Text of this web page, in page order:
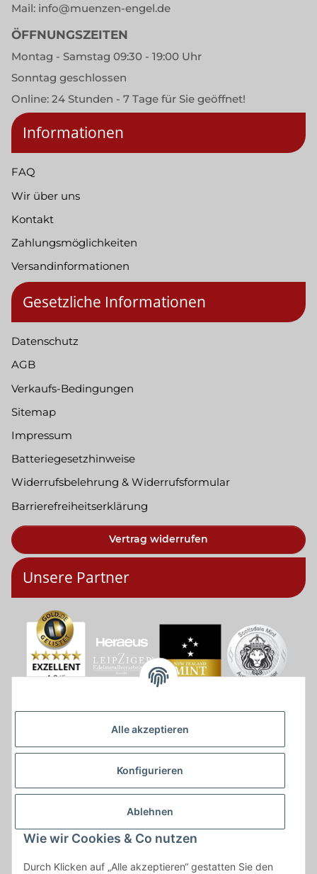
Alle akzeptieren
Konfigurieren
Ablehnen
Wie wir Cookies & Co nutzen
Durch Klicken auf „Alle akzeptieren“ gestatten Sie den
Mail: info@muenzen-engel.de
ÖFFNUNGSZEITEN
Montag - Samstag 09:30 - 19:00 Uhr
Sonntag geschlossen
Online: 24 Stunden - 7 Tage für Sie geöffnet!
Informationen
FAQ
Wir über uns
Kontakt
Zahlungsmöglichkeiten
Versandinformationen
Gesetzliche Informationen
Datenschutz
AGB
Verkaufs-Bedingungen
Sitemap
Impressum
Batteriegesetzhinweise
Widerrufsbelehrung & Widerrufsformular
Barrierefreiheitserklärung
Vertrag widerrufen
Unsere Partner
* * Lieferzeiten gelten ab Zahlungseingang und innerhalb